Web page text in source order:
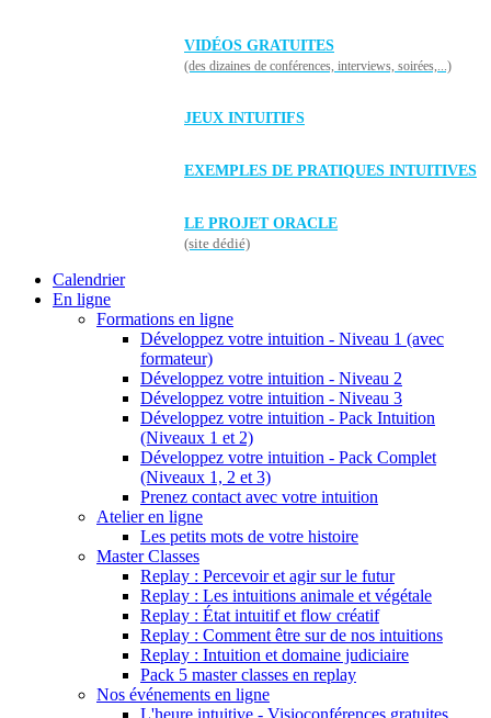
VIDÉOS GRATUITES
(des dizaines de conférences, interviews, soirées,...)
JEUX INTUITIFS
EXEMPLES DE PRATIQUES INTUITIVES
LE PROJET ORACLE
(site dédié)
Calendrier
En ligne
Formations en ligne
Développez votre intuition - Niveau 1 (avec
formateur)
Développez votre intuition - Niveau 2
Développez votre intuition - Niveau 3
Développez votre intuition - Pack Intuition
(Niveaux 1 et 2)
Développez votre intuition - Pack Complet
(Niveaux 1, 2 et 3)
Prenez contact avec votre intuition
Atelier en ligne
Les petits mots de votre histoire
Master Classes
Replay : Percevoir et agir sur le futur
Replay : Les intuitions animale et végétale
Replay : État intuitif et flow créatif
Replay : Comment être sur de nos intuitions
Replay : Intuition et domaine judiciaire
Pack 5 master classes en replay
Nos événements en ligne
L'heure intuitive - Visioconférences gratuites